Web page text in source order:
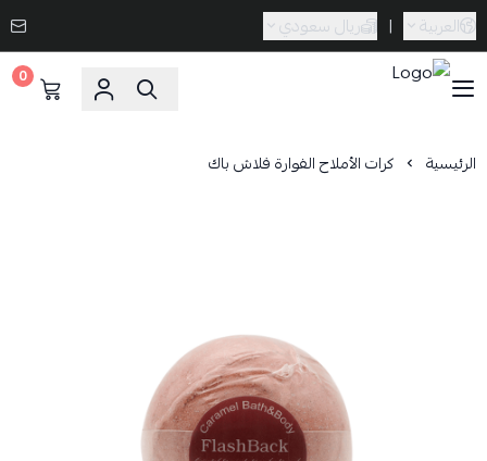
العربية | ريال سعودي
0
الرئيسية كرات الأملاح الفوارة فلاش باك